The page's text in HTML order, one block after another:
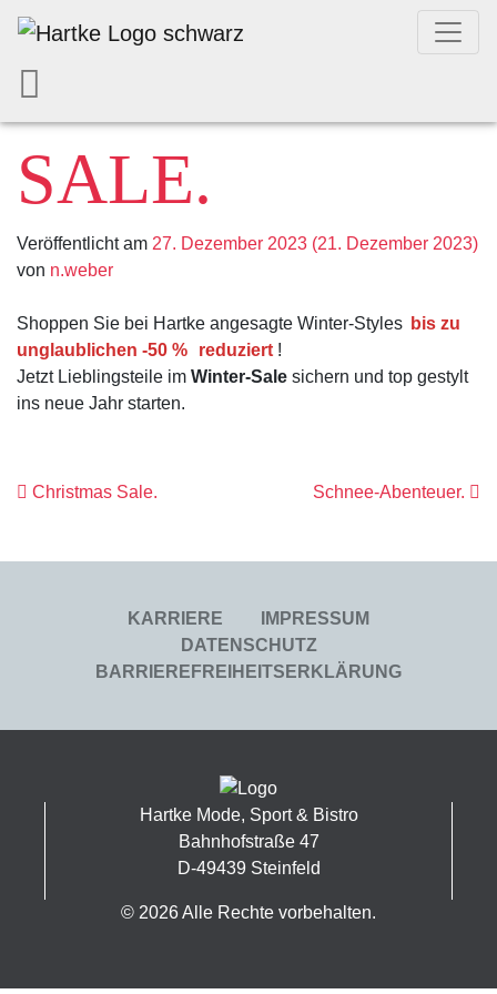
SALE.
Veröffentlicht am 27. Dezember 2023 (21. Dezember 2023)
von n.weber
Shoppen Sie bei Hartke angesagte Winter-Styles bis zu
unglaublichen -50 %
reduziert !
Jetzt Lieblingsteile im Winter-Sale sichern und top gestylt
ins neue Jahr starten.
Beitrags-
Christmas Sale. Schnee-Abenteuer.
KARRIERE
IMPRESSUM
DATENSCHUTZ
BARRIEREFREIHEITSERKLÄRUNG
Hartke Mode, Sport & Bistro
Bahnhofstraße 47
D-49439 Steinfeld
© 2026 Alle Rechte vorbehalten.